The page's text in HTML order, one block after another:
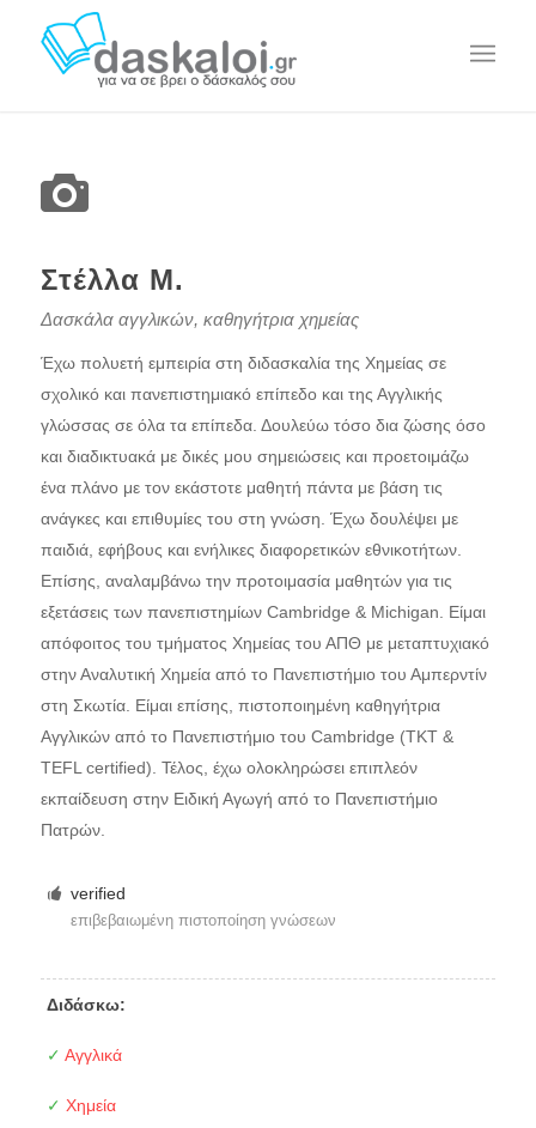
Στέλλα Μ.
Δασκάλα αγγλικών, καθηγήτρια χημείας
Έχω πολυετή εμπειρία στη διδασκαλία της Χημείας σε
σχολικό και πανεπιστημιακό επίπεδο και της Αγγλικής
γλώσσας σε όλα τα επίπεδα. Δουλεύω τόσο δια ζώσης όσο
και διαδικτυακά με δικές μου σημειώσεις και προετοιμάζω
ένα πλάνο με τον εκάστοτε μαθητή πάντα με βάση τις
ανάγκες και επιθυμίες του στη γνώση. Έχω δουλέψει με
παιδιά, εφήβους και ενήλικες διαφορετικών εθνικοτήτων.
Επίσης, αναλαμβάνω την προτοιμασία μαθητών για τις
εξετάσεις των πανεπιστημίων Cambridge & Michigan. Είμαι
απόφοιτος του τμήματος Χημείας του ΑΠΘ με μεταπτυχιακό
στην Αναλυτική Χημεία από το Πανεπιστήμιο του Αμπερντίν
στη Σκωτία. Είμαι επίσης, πιστοποιημένη καθηγήτρια
Αγγλικών από το Πανεπιστήμιο του Cambridge (TKT &
TEFL certified). Τέλος, έχω ολοκληρώσει επιπλεόν
εκπαίδευση στην Ειδική Αγωγή από το Πανεπιστήμιο
Πατρών.
verified
επιβεβαιωμένη πιστοποίηση γνώσεων
Διδάσκω:
✓ Αγγλικά
✓ Χημεία